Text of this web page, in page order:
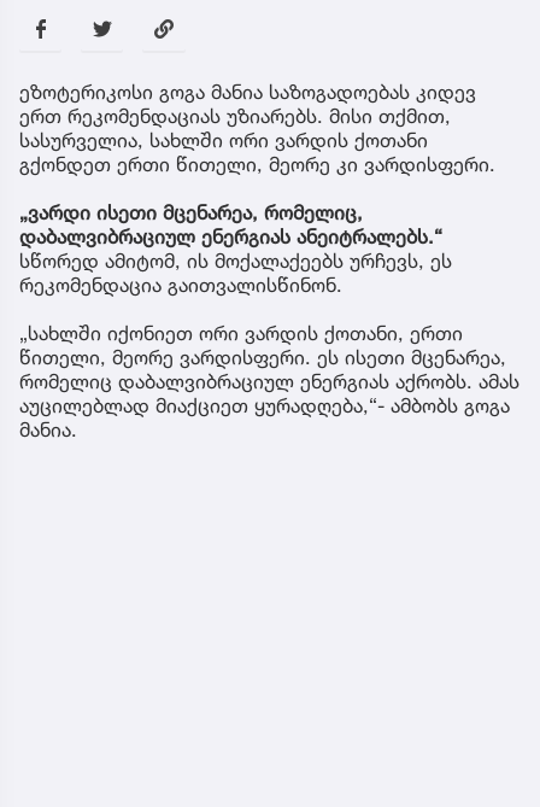
ეზოტერიკოსი გოგა მანია საზოგადოებას კიდევ
ერთ რეკომენდაციას უზიარებს. მისი თქმით,
სასურველია, სახლში ორი ვარდის ქოთანი
გქონდეთ ერთი წითელი, მეორე კი ვარდისფერი.
„ვარდი ისეთი მცენარეა, რომელიც,
დაბალვიბრაციულ ენერგიას ანეიტრალებს.“
სწორედ ამიტომ, ის მოქალაქეებს ურჩევს, ეს
რეკომენდაცია გაითვალისწინონ.
„სახლში იქონიეთ ორი ვარდის ქოთანი, ერთი
წითელი, მეორე ვარდისფერი. ეს ისეთი მცენარეა,
რომელიც დაბალვიბრაციულ ენერგიას აქრობს. ამას
აუცილებლად მიაქციეთ ყურადღება,“- ამბობს გოგა
მანია.